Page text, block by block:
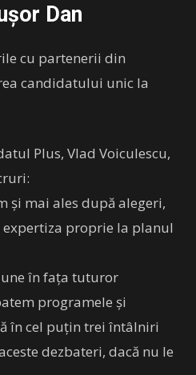
Dan
cu partenerii din
candidatului unic la
Plus, Vlad Voiculescu,
și mai ales după alegeri,
proprie la planul
în fața tuturor
programele și
în cel puțin trei întâlniri
dezbateri, dacă nu le